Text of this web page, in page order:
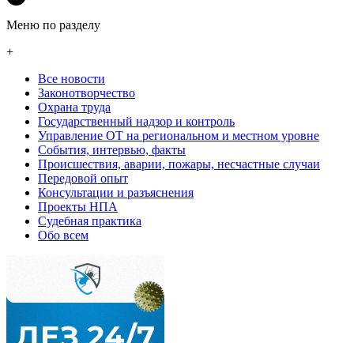
Меню по разделу
+
Все новости
Законотворчество
Охрана труда
Государственный надзор и контроль
Управление ОТ на региональном и местном уровне
События, интервью, факты
Происшествия, аварии, пожары, несчастные случаи
Передовой опыт
Консультации и разъяснения
Проекты НПА
Судебная практика
Обо всем